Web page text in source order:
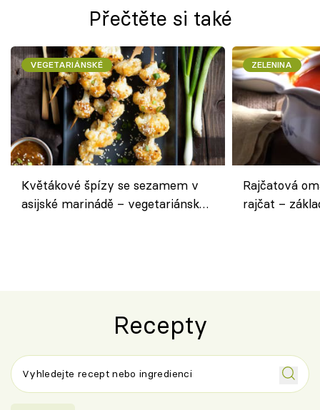
Přečtěte si také
VEGETARIÁNSKÉ
Květákové špízy se sezamem v
asijské marinádě – vegetariánská
ZELENINA
Rajčatová
rajčat –
Recepty